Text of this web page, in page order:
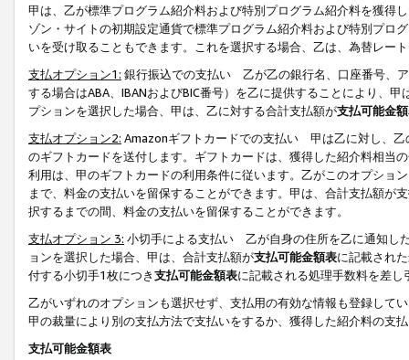
甲は、乙が標準プログラム紹介料および特別プログラム紹介料を獲得
ゾン・サイトの初期設定通貨で標準プログラム紹介料および特別プロ
いを受け取ることもできます。これを選択する場合、乙は、為替レー
支払オプション1: 銀行振込での支払い 乙が乙の銀行名、口座番号、
する場合はABA、IBANおよびBIC番号）を乙に提供することにより、
プションを選択した場合、甲は、乙に対する合計支払額が支払可能金
支払オプション2: Amazonギフトカードでの支払い 甲は乙に対し、乙
のギフトカードを送付します。ギフトカードは、獲得した紹介料相当
利用は、甲のギフトカードの利用条件に従います。乙がこのオプショ
まで、料金の支払いを留保することができます。甲は、合計支払額が
択するまでの間、料金の支払いを留保することができます。
支払オプション 3: 小切手による支払い 乙が自身の住所を乙に通知し
ョンを選択した場合、甲は、合計支払額が支払可能金額表に記載され
付する小切手1枚につき支払可能金額表に記載される処理手数料を差し
乙がいずれのオプションも選択せず、支払用の有効な情報も登録して
甲の裁量により別の支払方法で支払いをするか、獲得した紹介料の支
支払可能金額表